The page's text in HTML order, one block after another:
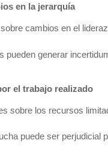
en la jerarquía
cambios en el
pueden generar
el trabajo realizado
sobre los recursos
puede ser perjudicial